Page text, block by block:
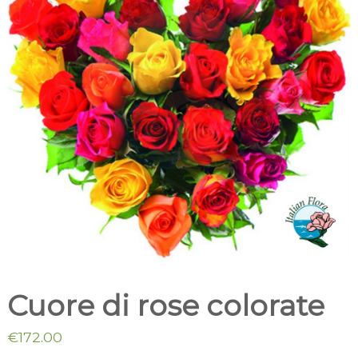
m
i
c
i
l
i
o
t
a
l
i
a
Cuore di rose colorate
€172.00